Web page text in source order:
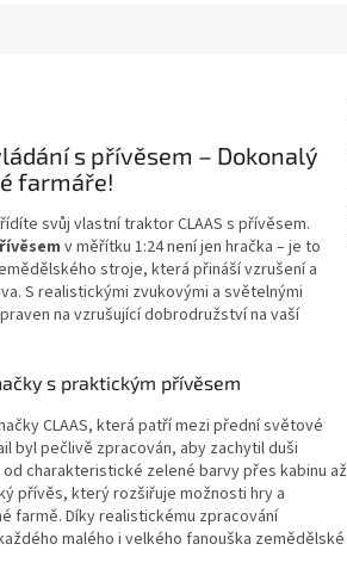
s přívěsem – Dokonalý
farmáře!
svůj vlastní traktor CLAAS s přívěsem.
v měřítku 1:24 není jen hračka – je to
stroje, která přináší vzrušení a
S realistickými zvukovými a světelnými
na vzrušující dobrodružství na vaší
s praktickým přívěsem
CLAAS, která patří mezi přední světové
byl pečlivě zpracován, aby zachytil duši
charakteristické zelené barvy přes kabinu až
přívěs, který rozšiřuje možnosti hry a
farmě. Díky realistickému zpracování
malého i velkého fanouška zemědělské